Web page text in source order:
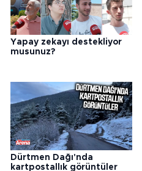
Yapay zekayı destekliyor
musunuz?
Dürtmen Dağı'nda
kartpostallık görüntüler